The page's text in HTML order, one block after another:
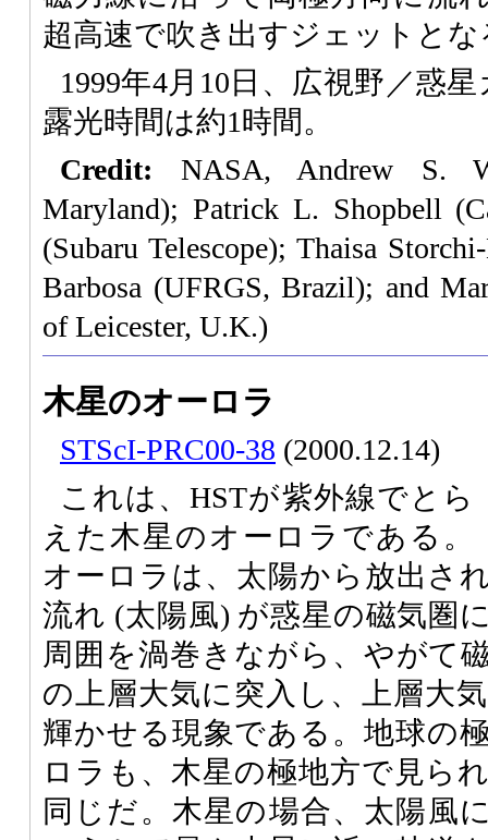
超高速で吹き出すジェットとな
1999年4月10日、広視野／惑
露光時間は約1時間。
Credit: NASA, Andrew S.
Maryland); Patrick L. Shopbell
(Subaru Telescope); Thaisa
Barbosa (UFRGS, Brazil); and
of Leicester, U.K.)
木星のオーロラ
STScI-PRC00-38 (2000.12.14)
これは、HSTが紫外線でとら
えた木星のオーロラである。
オーロラは、太陽から放出さ
流れ (太陽風) が惑星の磁気圏
周囲を渦巻きながら、やがて
の上層大気に突入し、上層大
輝かせる現象である。地球の
ロラも、木星の極地方で見ら
同じだ。木星の場合、太陽風